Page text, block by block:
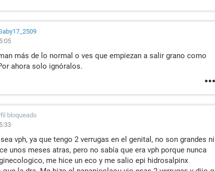
más de lo normal o ves que empiezan a salir grano como
ahora solo ignóralos.
bloqueado
vph, ya que tengo 2 verrugas en el genital, no son grandes ni
unos meses atras, pero no sabía que era vph porque nunca
me hice un eco y me salio epi hidrosalpinx